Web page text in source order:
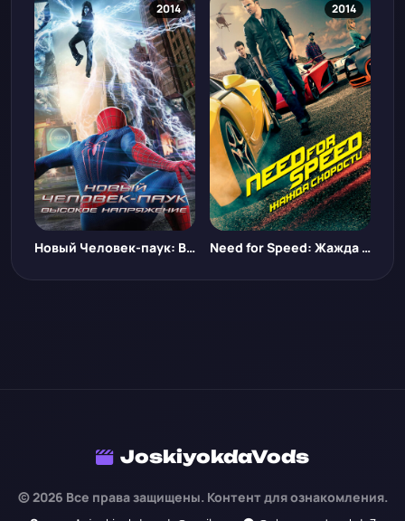
2014
Новый Человек-паук: Высокое напряжение
2014
Need for Speed: Жажда скорости
JoskiyokdaVods
© 2026 Все права защищены. Контент для ознакомления.